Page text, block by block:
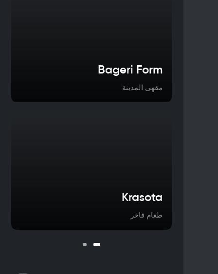
Bageri Form
مقهى المدينة
Krasota
طعام فاخر